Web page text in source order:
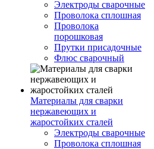
Электроды сварочные
Проволока сплошная
Проволока
порошковая
Прутки присадочные
Флюс сварочный
Материалы для сварки
нержавеющих и
жаростойких сталей
Электроды сварочные
Проволока сплошная